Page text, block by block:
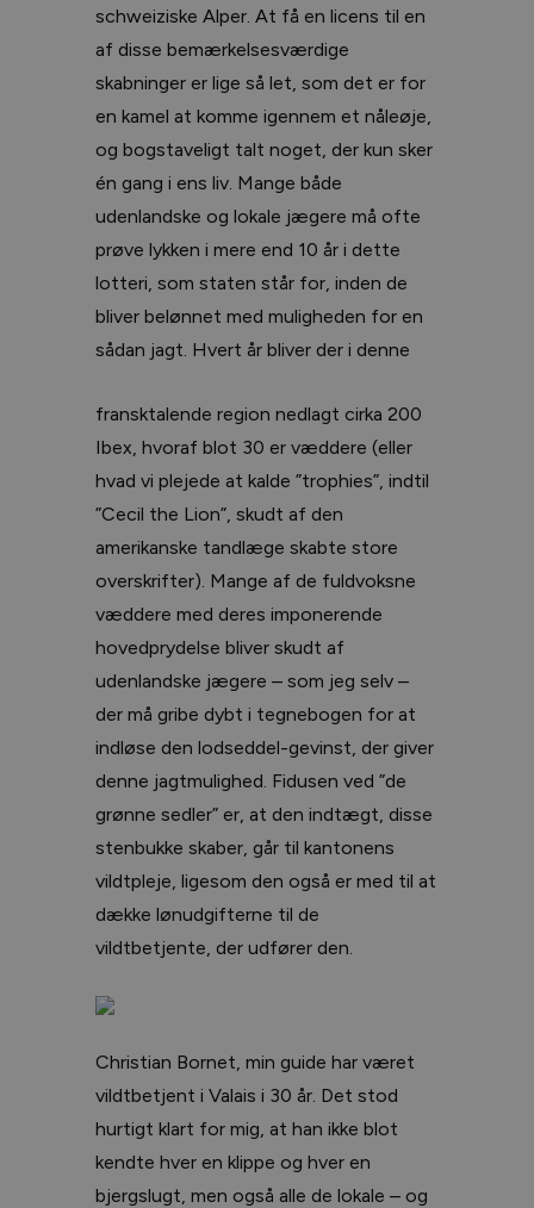
schweiziske Alper. At få en licens til en
af disse bemærkelsesværdige
skabninger er lige så let, som det er for
en kamel at komme igennem et nåleøje,
og bogstaveligt talt noget, der kun sker
én gang i ens liv. Mange både
udenlandske og lokale jægere må ofte
prøve lykken i mere end 10 år i dette
lotteri, som staten står for, inden de
bliver belønnet med muligheden for en
sådan jagt. Hvert år bliver der i denne
fransktalende region nedlagt cirka 200
Ibex, hvoraf blot 30 er væddere (eller
hvad vi plejede at kalde ”trophies”, indtil
”Cecil the Lion”, skudt af den
amerikanske tandlæge skabte store
overskrifter). Mange af de fuldvoksne
væddere med deres imponerende
hovedprydelse bliver skudt af
udenlandske jægere – som jeg selv –
der må gribe dybt i tegnebogen for at
indløse den lodseddel-gevinst, der giver
denne jagtmulighed. Fidusen ved ”de
grønne sedler” er, at den indtægt, disse
stenbukke skaber, går til kantonens
vildtpleje, ligesom den også er med til at
dække lønudgifterne til de
vildtbetjente, der udfører den.
Christian Bornet, min guide har været
vildtbetjent i Valais i 30 år. Det stod
hurtigt klart for mig, at han ikke blot
kendte hver en klippe og hver en
bjergslugt, men også alle de lokale – og